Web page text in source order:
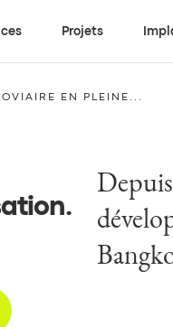
Projets
EN PLEINE...
.